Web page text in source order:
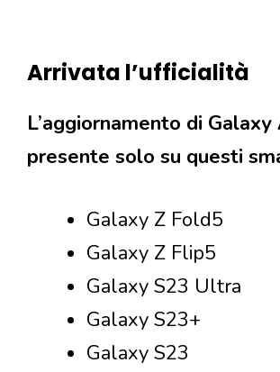
Arrivata l’ufficialità
L’aggiornamento di Galaxy
presente solo su questi
Galaxy Z Fold5
Galaxy Z Flip5
Galaxy S23 Ultra
Galaxy S23+
Galaxy S23